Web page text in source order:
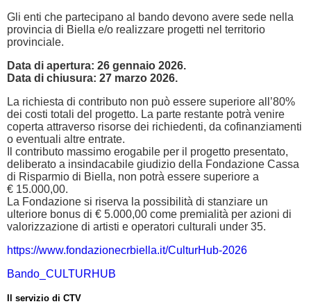
Gli enti che partecipano al bando devono avere sede nella
provincia di Biella e/o realizzare progetti nel territorio
provinciale.
Data di apertura: 26 gennaio 2026.
Data di chiusura: 27 marzo 2026.
La richiesta di contributo non può essere superiore all’80%
dei costi totali del progetto. La parte restante potrà venire
coperta attraverso risorse dei richiedenti, da cofinanziamenti
o eventuali altre entrate.
Il contributo massimo erogabile per il progetto presentato,
deliberato a insindacabile giudizio della Fondazione Cassa
di Risparmio di Biella, non potrà essere superiore a
€ 15.000,00.
La Fondazione si riserva la possibilità di stanziare un
ulteriore bonus di € 5.000,00 come premialità per azioni di
valorizzazione di artisti e operatori culturali under 35.
https://www.fondazionecrbiella.it/CulturHub-2026
Bando_CULTURHUB
Il servizio di CTV